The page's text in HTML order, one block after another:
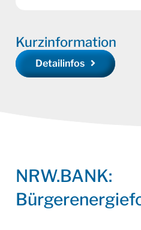
Kurzinformation
Detailinfos
NRW.BANK: